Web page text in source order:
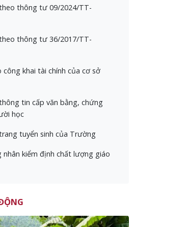
thông tư 09/2024/TT-
thông tư 36/2017/TT-
công khai tài chính của cơ sở
tin cấp văn bằng, chứng
học
tuyển sinh của Trường
nhân kiểm định chất lượng giáo